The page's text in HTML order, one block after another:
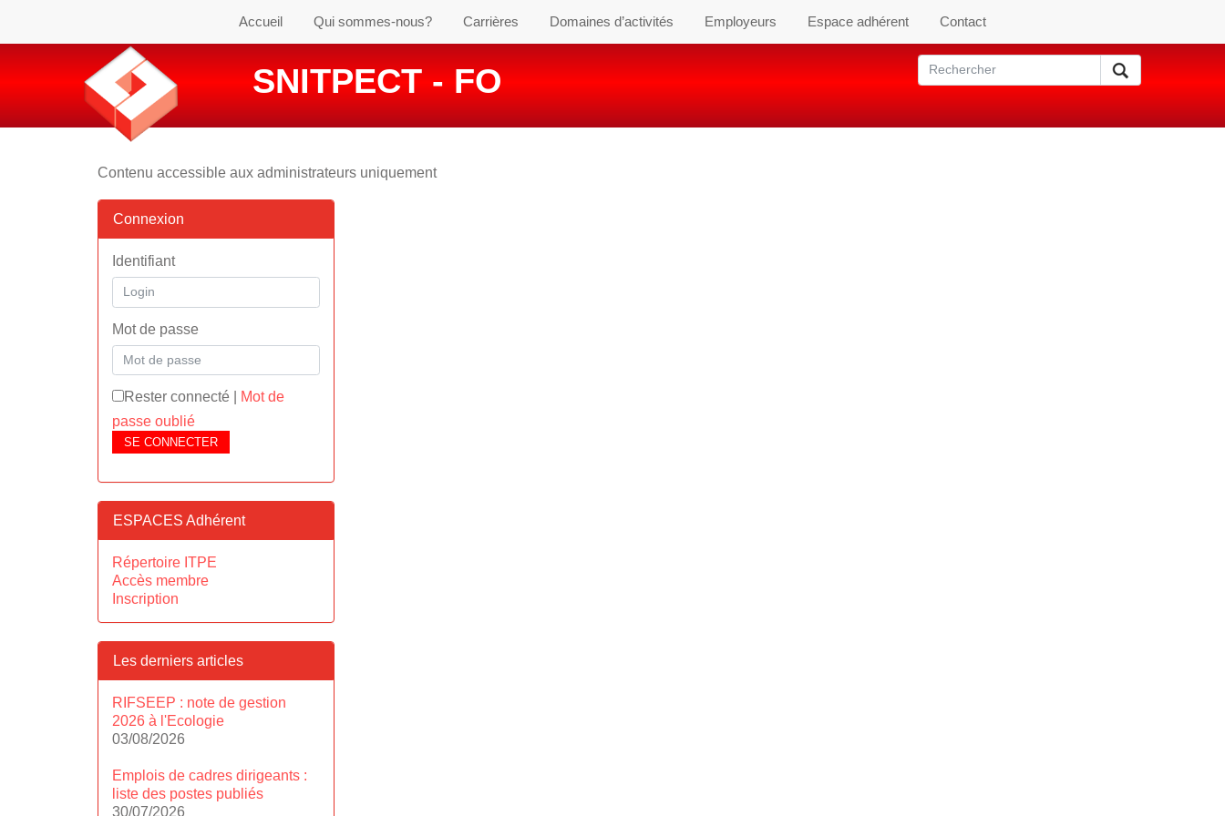
Accueil Qui sommes-nous? Carrières Domaines d’activités Employeurs Espace adhérent Contact
SNITPECT - FO
Contenu accessible aux administrateurs uniquement
Connexion
Identifiant
Mot de passe
Rester connecté
Mot de
passe oublié
SE CONNECTER
ESPACES Adhérent
Répertoire ITPE
Accès membre
Inscription
Les derniers articles
RIFSEEP : note de gestion
2026 à l'Ecologie
03/08/2026
Emplois de cadres dirigeants :
liste des postes publiés
30/07/2026